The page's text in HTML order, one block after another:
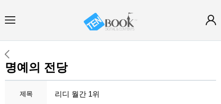
명예의 전당
제목 리디 월간 1위